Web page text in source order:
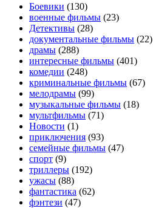
Боевики (130)
военные фильмы (23)
Детективы (28)
документальные фильмы (22)
драмы (288)
интересные фильмы (401)
комедии (248)
криминальные фильмы (67)
мелодрамы (99)
музыкальные фильмы (18)
мультфильмы (71)
Новости (1)
приключения (93)
семейные фильмы (47)
спорт (9)
триллеры (192)
ужасы (88)
фантастика (62)
фэнтези (47)